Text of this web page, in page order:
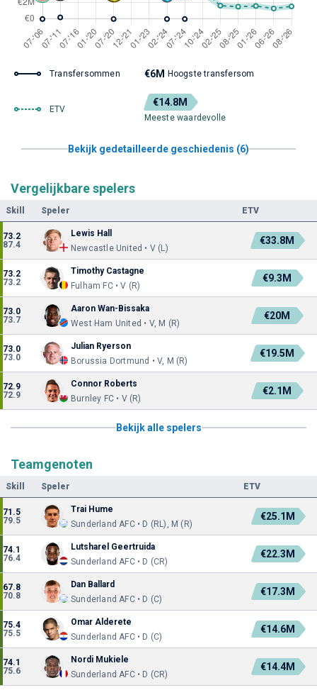
Transfersommen €6M Hoogste transfersom
ETV
€14.8M
Meeste waardevolle
Bekijk gedetailleerde geschiedenis (6)
Vergelijkbare spelers
Skill Speler ETV
73.2
87.4
Lewis Hall
Newcastle United • V (L)
€33.8M
73.2
73.2
Timothy Castagne
Fulham FC • V (R)
€9.3M
73.0
73.7
Aaron Wan-Bissaka
West Ham United • V, M (R)
€20M
73.0
73.0
Julian Ryerson
Borussia Dortmund • V, M (R)
€19.5M
72.9
72.9
Connor Roberts
Burnley FC • V (R)
€2.1M
Bekijk alle spelers
Teamgenoten
Skill Speler ETV
71.5
79.5
Trai Hume
Sunderland AFC • D (RL), M (R)
€25.1M
74.1
76.4
Lutsharel Geertruida
Sunderland AFC • D (CR)
€22.3M
67.8
70.8
Dan Ballard
Sunderland AFC • D (C)
€17.3M
75.4
75.5
Omar Alderete
Sunderland AFC • D (C)
€14.6M
74.1
75.6
Nordi Mukiele
Sunderland AFC • D (CR)
€14.4M